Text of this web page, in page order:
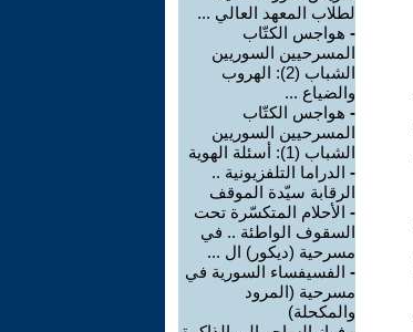
لطلاب المعهد العالي ...
- هواجس الكتّاب
المسرحيين السوريين
الشباب (2): الهروب
والضياع ...
- هواجس الكتّاب
المسرحيين السوريين
الشباب (1): أسئلة الهوية
- الدراما التلفزيونية ..
الرقابة سيّدة الموقف
- الأحلام المتكسّرة تحت
السقوف الواطئة .. في
مسرحية (ديكور) ال ...
- الفسيفساء السورية في
مسرحية (المرود
والمكحلة)